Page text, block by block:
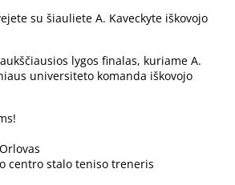
su šiauliete A. Kaveckyte iškovojo
lygos finalas, kuriame A.
universiteto komanda iškovojo
centro stalo teniso treneris